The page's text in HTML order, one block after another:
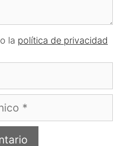
la política de privacidad